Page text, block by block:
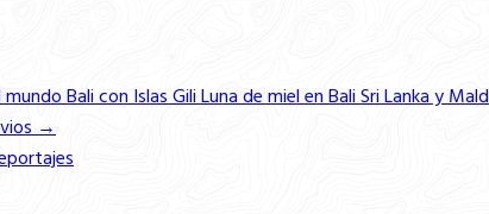
mundoBali con Islas GiliLuna de miel en BaliSri Lanka y
→